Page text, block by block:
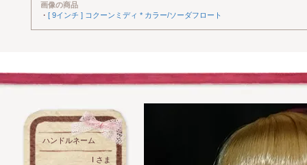
画像の商品
・ [ 9インチ ] コクーンミディ * カラー/ソーダフロート
ハンドルネーム
I さま